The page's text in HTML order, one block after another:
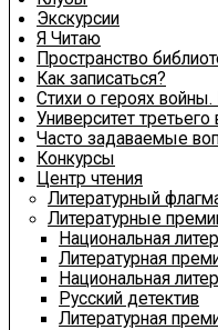
Экскурсии
Я Читаю
Пространство
Как записаться?
Стихи о героях
Университет третьего
Часто задаваемые
Конкурсы
Центр чтения
Литературный
Литературные
Национальная
Литературная
Национальная
Русский детектив
Литературная